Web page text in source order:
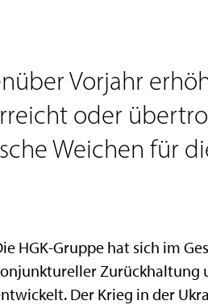
Vorjahr
oder
Weichen für
HGK-Gruppe hat sich im
Zurückhaltung
Der Krieg in der